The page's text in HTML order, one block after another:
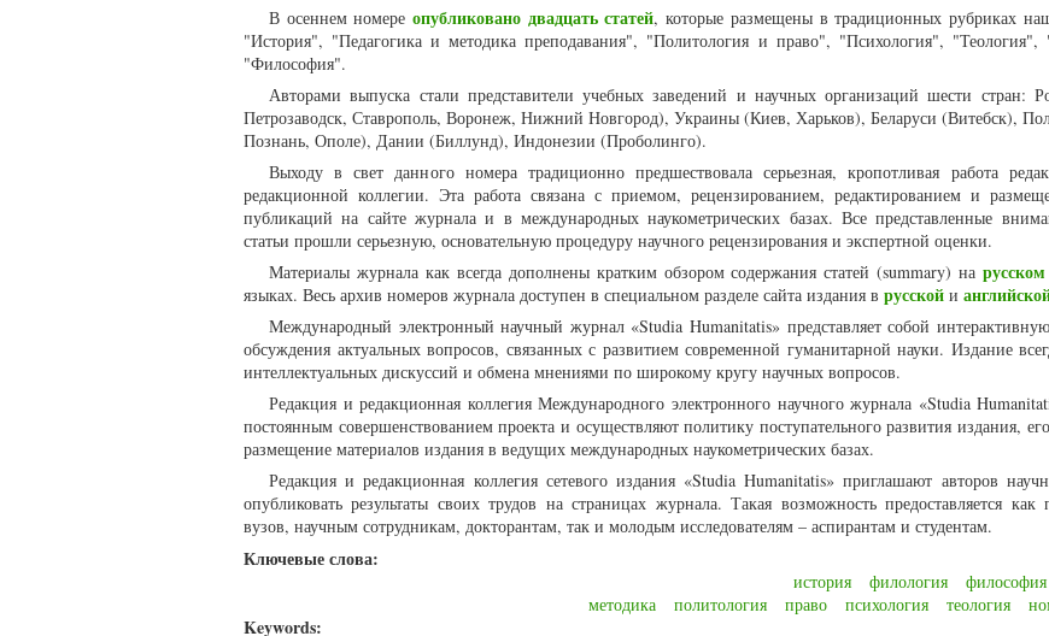
В осеннем номереопубликовано двадцать статей, которые размещены в традиционных рубриках
"История", "Педагогика и методика преподавания", "Политология и право", "Психология",
"Философия".
Авторами выпуска стали представители учебных заведений и научных организаций шести стран:
Петрозаводск, Ставрополь, Воронеж, Нижний Новгород), Украины (Киев, Харьков), Беларуси (Витебск),
Познань, Ополе), Дании (Биллунд), Индонезии (Проболинго).
Выходу в свет данного номера традиционно предшествовала серьезная, кропотливая работа
редакционной коллегии. Эта работа связана с приемом, рецензированием, редактированием и
публикаций на сайте журнала и в международных наукометрических базах. Все представленные
статьи прошли серьезную, основательную процедуру научного рецензирования и экспертной оценки.
Материалы журнала как всегда дополнены кратким обзором содержания статей (summary) нарусском
языках. Весь архив номеров журнала доступен в специальном разделе сайта издания в русской и
Международный электронный научный журнал «Studia Humanitatis» представляет собой
обсуждения актуальных вопросов, связанных с развитием современной гуманитарной науки. Издание
интеллектуальных дискуссий и обмена мнениями по широкому кругу научных вопросов.
Редакция и редакционная коллегия Международного электронного научного журнала «Studia
постоянным совершенствованием проекта и осуществляют политику поступательного развития издания,
размещение материалов издания в ведущих международных наукометрических базах.
Редакция и редакционная коллегия сетевого издания «Studia Humanitatis» приглашают авторов
опубликовать результаты своих трудов на страницах журнала. Такая возможность предоставляется как
вузов, научным сотрудникам, докторантам, так и молодым исследователям – аспирантам и студентам.
Ключевые слова:
история филология философия
методика
политология право психология теология
Keywords: